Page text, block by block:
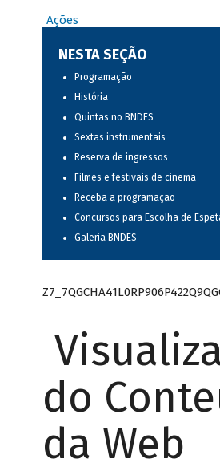
Ações
NESTA SEÇÃO
Programação
História
Quintas no BNDES
Sextas instrumentais
Reserva de ingressos
Filmes e festivais de cinema
Receba a programação
Concursos para Escolha de
Galeria BNDES
do
da Web